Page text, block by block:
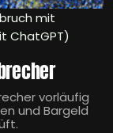
mit
ChatGPT)
vorläufig
und Bargeld